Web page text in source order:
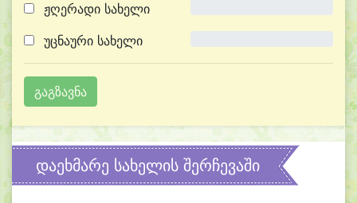
ჟღერადი სახელი
უცნაური სახელი
დაეხმარე სახელის შერჩევაში